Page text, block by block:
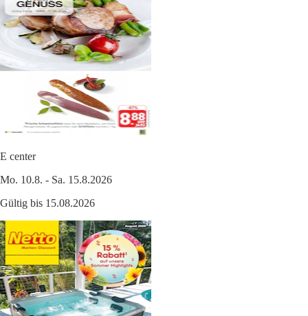
E center
Mo. 10.8. - Sa. 15.8.2026
Gültig bis 15.08.2026